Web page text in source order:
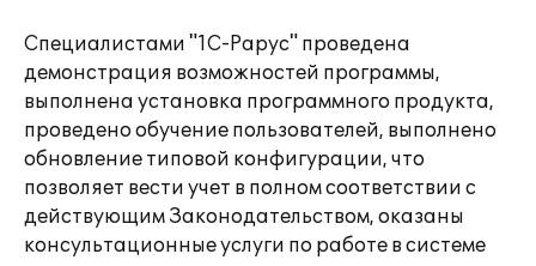
Специалистами "1С-Рарус" проведена
демонстрация возможностей программы,
выполнена установка программного продукта,
проведено обучение пользователей, выполнено
обновление типовой конфигурации, что
позволяет вести учет в полном соответствии с
действующим Законодательством, оказаны
консультационные услуги по работе в системе